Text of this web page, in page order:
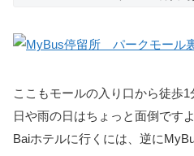
ここもモールの入り口から徒歩
日や雨の日はちょっと面倒ですよ
Baiホテルに行くには、逆に